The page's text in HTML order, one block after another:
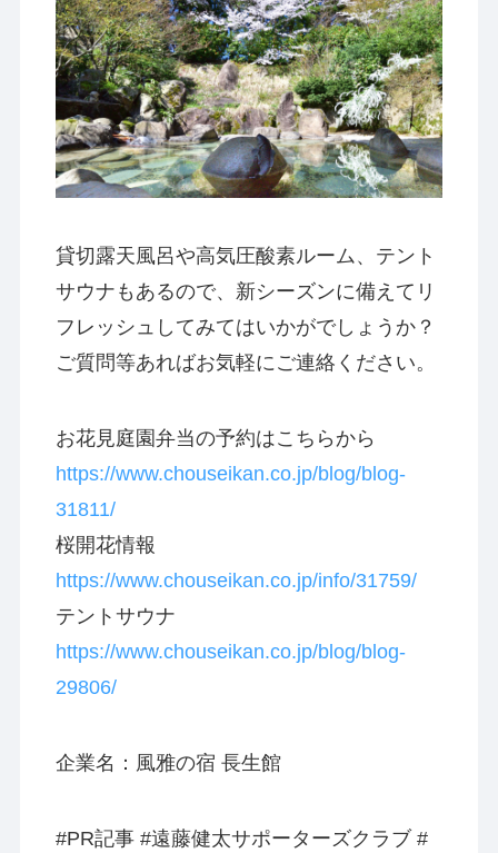
貸切露天風呂や高気圧酸素ルーム、テント
サウナもあるので、新シーズンに備えてリ
フレッシュしてみてはいかがでしょうか？
ご質問等あればお気軽にご連絡ください。
お花見庭園弁当の予約はこちらから
https://www.chouseikan.co.jp/blog/blog-
31811/
桜開花情報
https://www.chouseikan.co.jp/info/31759/
テントサウナ
https://www.chouseikan.co.jp/blog/blog-
29806/
企業名：風雅の宿 長生館
#PR記事 #遠藤健太サポーターズクラブ #